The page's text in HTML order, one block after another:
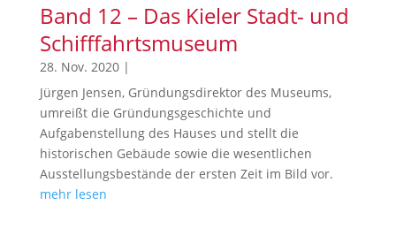
Band 12 – Das Kieler Stadt- und
Schifffahrtsmuseum
28. Nov. 2020|
Jürgen Jensen, Gründungsdirektor des Museums,
umreißt die Gründungsgeschichte und
Aufgabenstellung des Hauses und stellt die
historischen Gebäude sowie die wesentlichen
Ausstellungsbestände der ersten Zeit im Bild vor.
mehr lesen